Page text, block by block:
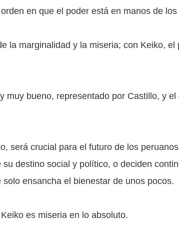
en que el poder está en manos de
la marginalidad y la miseria; con Keiko, el
muy bueno, representado por Castillo, y
será crucial para el futuro de los
destino social y político, o deciden
ensancha el bienestar de unos pocos.
es miseria en lo absoluto.